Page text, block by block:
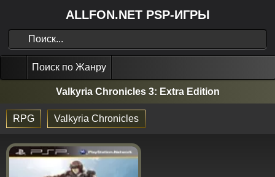
ALLFON.NET PSP-ИГРЫ
Поиск по Жанру
Valkyria Chronicles 3: Extra Edition
RPG Valkyria Chronicles